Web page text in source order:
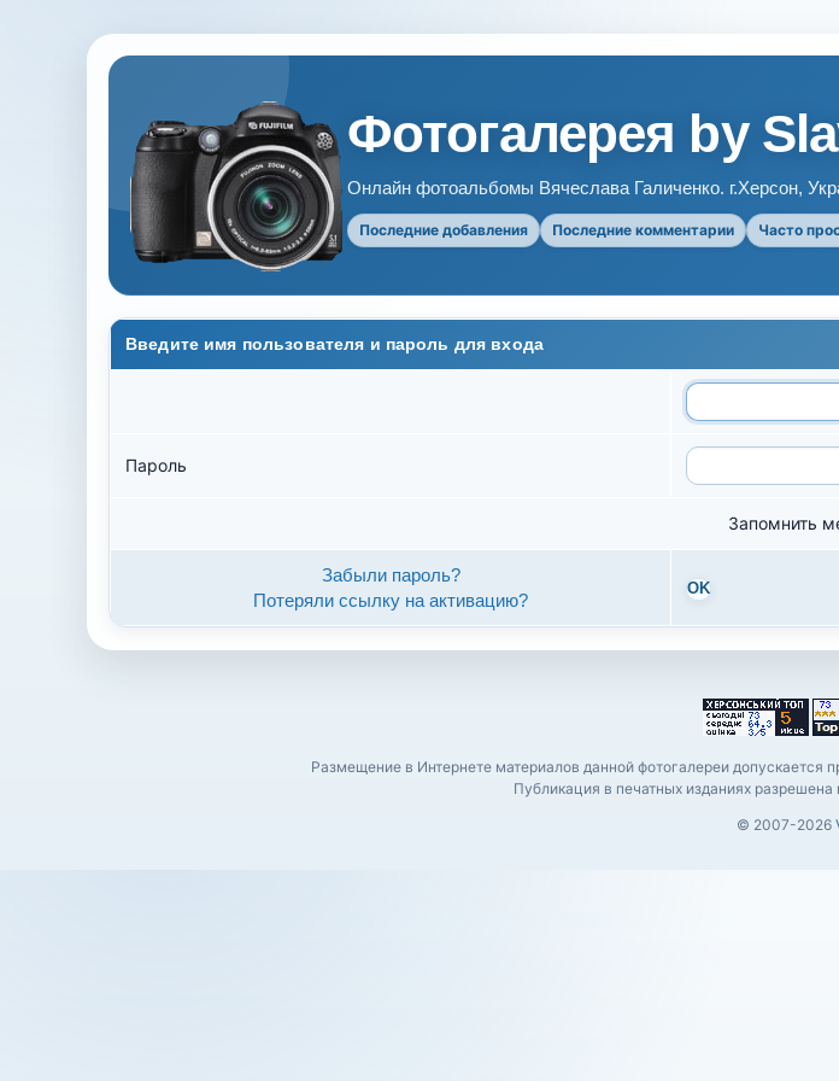
Фотогалерея by
Онлайн фотоальбомы Вячеслава Галиченко. г.Херсон,
Последние добавления Последние комментарии Часто
Введите имя пользователя и пароль для входа
Пароль
Запомнить
Забыли пароль?
Потеряли ссылку на активацию?
OK
Размещение в Интернете материалов данной фотогалереи допускается
Публикация в печатных изданиях
© 2007-2026